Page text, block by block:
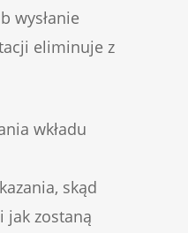
wysłanie
eliminuje z
wkładu
skąd
jak zostaną